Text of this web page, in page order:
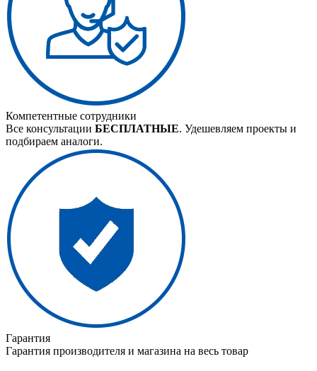
Компетентные сотрудники
Все консультации БЕСПЛАТНЫЕ. Удешевляем проекты и
подбираем аналоги.
Гарантия
Гарантия производителя и магазина на весь товар